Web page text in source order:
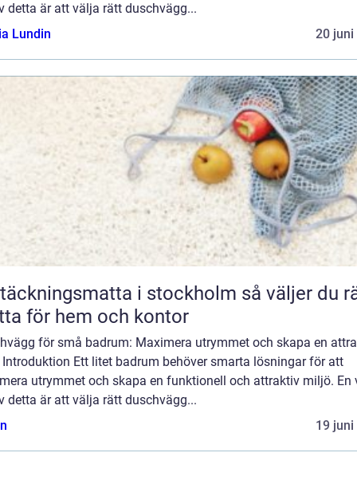
detta är att välja rätt duschvägg...
Lundin
20 juni
i stockholm så väljer du rätt
för hem och kontor
för små badrum: Maximera utrymmet och skapa en
Ett litet badrum behöver smarta lösningar för att
utrymmet och skapa en funktionell och attraktiv miljö. En
detta är att välja rätt duschvägg...
19 juni